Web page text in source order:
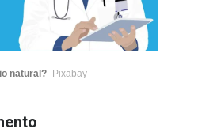
natural? Pixabay